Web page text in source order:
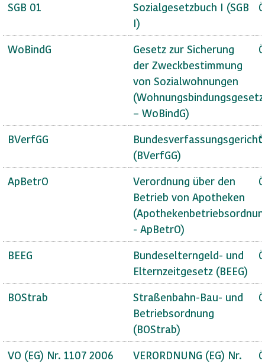
SGB 01
Sozialgesetzbuch I (SGB
I)
WoBindG
Gesetz zur Sicherung
der Zweckbestimmung
von Sozialwohnungen
(Wohnungsbindungsgesetz
– WoBindG)
BVerfGG
(BVerfGG)
ApBetrO
Verordnung über den
Betrieb von Apotheken
- ApBetrO)
BEEG
Bundeselterngeld- und
Elternzeitgesetz (BEEG)
BOStrab
Straßenbahn-Bau- und
Betriebsordnung
(BOStrab)
VO (EG) Nr. 1107 2006
VERORDNUNG (EG) Nr.